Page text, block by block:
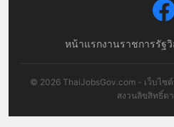
หน้าแรกงานราชการรัฐ
© 2026 ThaiJobsGov.com - เว็บไซต์
สงวนลิขสิทธิ์ต